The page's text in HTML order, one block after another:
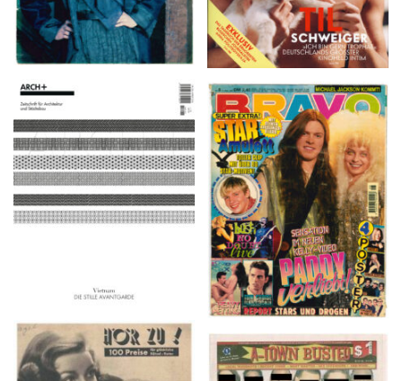
ARCH+ Nr. 226, Herbst
2016
BRAVO – Nr. 8, 13. Febr.
1997
HÖR ZU! – 1949,